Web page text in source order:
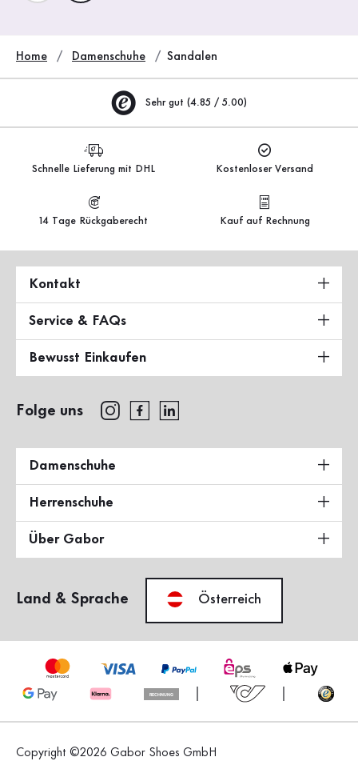
Home Damenschuhe Sandalen
Sehr gut (4.85 / 5.00)
Schnelle Lieferung mit DHL Kostenloser Versand
14 Tage Rückgaberecht Kauf auf Rechnung
Kontakt
Service & FAQs
Bewusst Einkaufen
Folge uns
Damenschuhe
Herrenschuhe
Über Gabor
Land & Sprache Österreich
Copyright ©2026 Gabor Shoes GmbH